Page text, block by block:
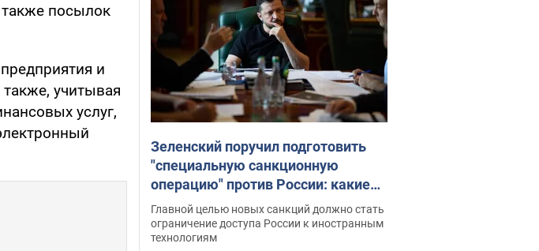
посылок
и
учитывая
услуг,
Зеленский поручил подготовить
"специальную санкционную
операцию" против России: какие
задачи поставил президент. Фото
Главной целью новых санкций должно стать
ограничение доступа России к иностранным
технологиям